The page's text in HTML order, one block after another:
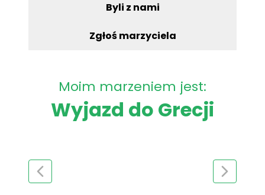
Byli z nami
Zgłoś marzyciela
Moim marzeniem jest:
Wyjazd do Grecji